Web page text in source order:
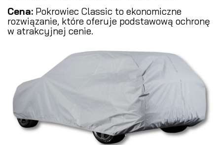
Cena: Pokrowiec Classic to ekonomiczne
rozwiązanie, które oferuje podstawową ochronę
w atrakcyjnej cenie.